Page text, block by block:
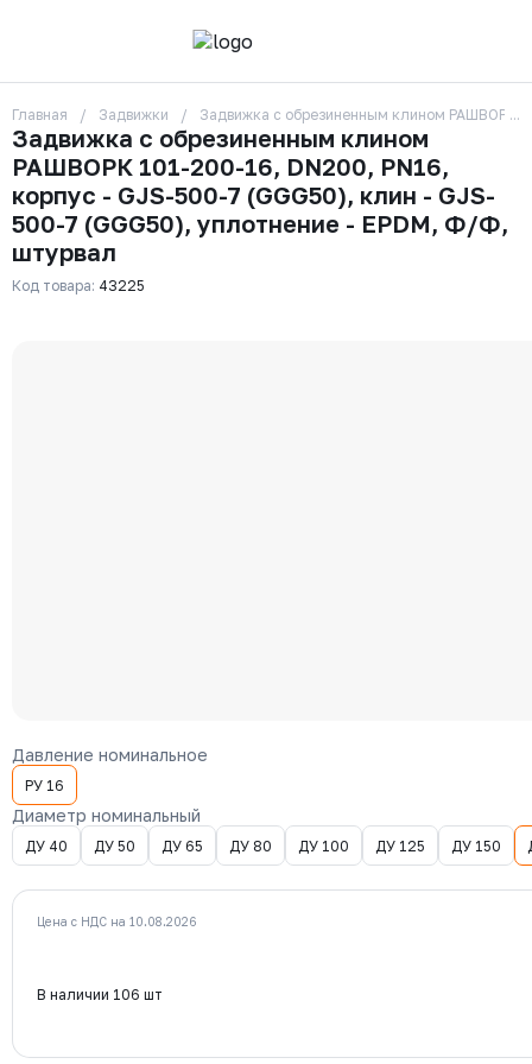
О компании
Контакты
Бренды
Отзывы
Сотрудники
Вакансии
Доставка
Оплата
Главная Задвижки Задвижка с обрезиненным клином РАШВОРК
Задвижка с обрезиненным клином
РАШВОРК 101-200-16, DN200, PN16,
корпус - GJS-500-7 (GGG50), клин - GJS-
500-7 (GGG50), уплотнение - EPDM, Ф/Ф,
штурвал
Код товара: 43225
Давление номинальное
РУ 16
Диаметр номинальный
ДУ 40 ДУ 50 ДУ 65 ДУ 80 ДУ 100 ДУ 125 ДУ 150
Цена с НДС на 10.08.2026
В наличии 106 шт